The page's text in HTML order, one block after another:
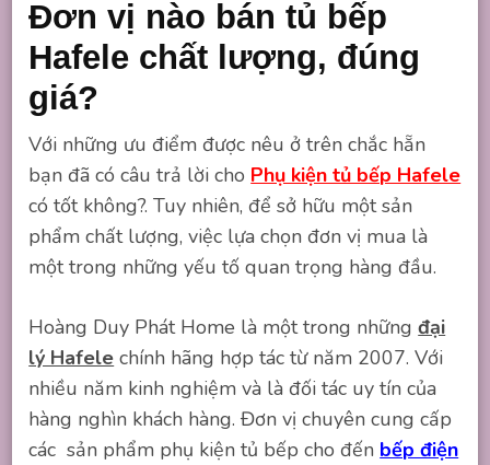
Đơn vị nào bán tủ bếp
Hafele chất lượng, đúng
giá?
Với những ưu điểm được nêu ở trên chắc hẵn
bạn đã có câu trả lời cho Phụ kiện tủ bếp Hafele
có tốt không?. Tuy nhiên, để sở hữu một sản
phẩm chất lượng, việc lựa chọn đơn vị mua là
một trong những yếu tố quan trọng hàng đầu.
Hoàng Duy Phát Home là một trong nhữngđại
lý Hafele chính hãng hợp tác từ năm 2007. Với
nhiều năm kinh nghiệm và là đối tác uy tín của
hàng nghìn khách hàng. Đơn vị chuyên cung cấp
các sản phẩm phụ kiện tủ bếp cho đến bếp điện